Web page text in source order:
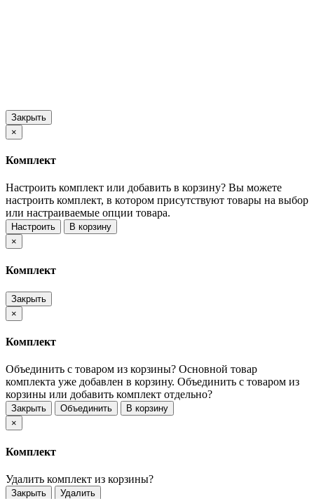
Закрыть
×
Комплект
Настроить комплект или добавить в корзину? Вы можете
настроить комплект, в котором присутствуют товары на выбор
или настраиваемые опции товара.
Настроить
В корзину
×
Комплект
Закрыть
×
Комплект
Объединить с товаром из корзины? Основной товар
комплекта уже добавлен в корзину. Объединить с товаром из
корзины или добавить комплект отдельно?
Закрыть Объединить
В корзину
×
Комплект
Удалить комплект из корзины?
Закрыть Удалить